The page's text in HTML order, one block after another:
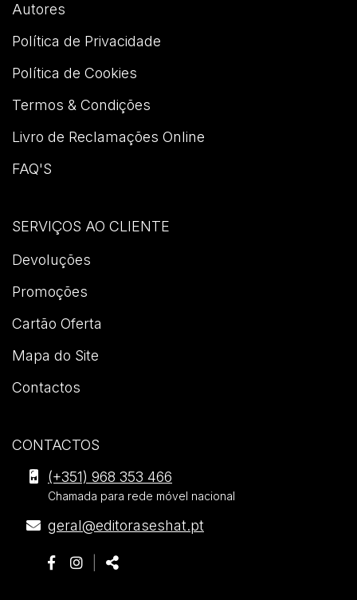
Autores
Política de Privacidade
Política de Cookies
Termos & Condições
Livro de Reclamações Online
FAQ'S
SERVIÇOS AO CLIENTE
Devoluções
Promoções
Cartão Oferta
Mapa do Site
Contactos
CONTACTOS
Editora
Seshat
.
(+351) 968 353 466
Chamada para rede móvel nacional
E-
geral@editoraseshat.pt
Siga-
PáginaPáginaPartilhar